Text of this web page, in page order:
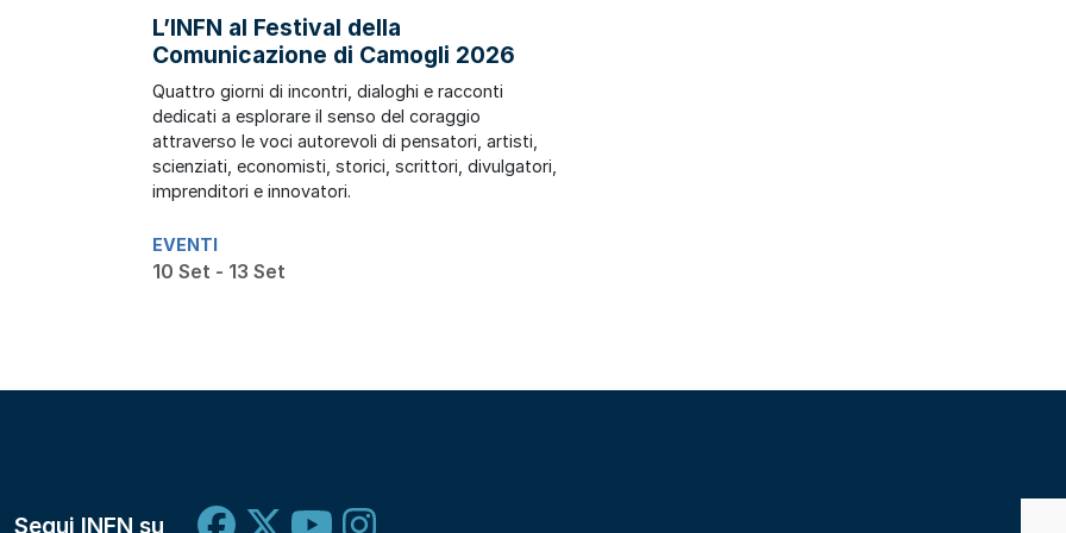
L’INFN al Festival della
Comunicazione di Camogli 2026
Quattro giorni di incontri, dialoghi e racconti
dedicati a esplorare il senso del coraggio
attraverso le voci autorevoli di pensatori, artisti,
scienziati, economisti, storici, scrittori, divulgatori,
imprenditori e innovatori.
EVENTI
10 Set - 13 Set
Segui INFN su